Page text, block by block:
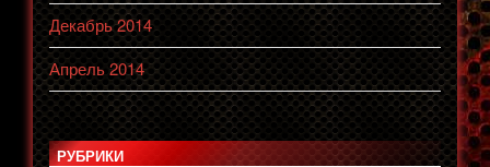
Декабрь 2014
Апрель 2014
РУБРИКИ